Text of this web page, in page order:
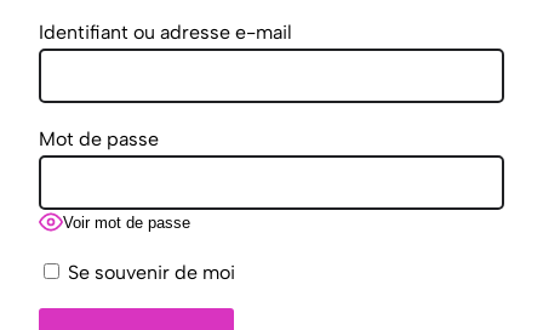
Identifiant ou adresse e-mail
Mot de passe
Voir mot de passe
Se souvenir de moi